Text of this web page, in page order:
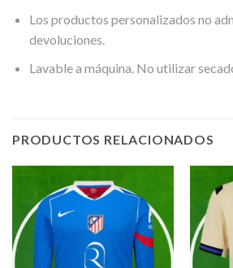
Los productos personalizados no
devoluciones.
Lavable a máquina. No utilizar
PRODUCTOS RELACIONADOS